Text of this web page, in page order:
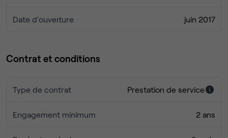
Date d'ouverture juin 2017
Contrat et conditions
Type de contrat Prestation de service
Engagement minimum 2 ans